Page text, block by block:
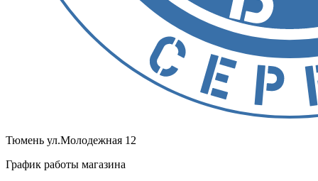
Тюмень ул.Молодежная 12
График работы магазина